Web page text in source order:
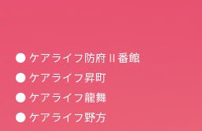
● ケアライフ防府Ⅱ番館
● ケアライフ昇町
● ケアライフ龍舞
● ケアライフ野方